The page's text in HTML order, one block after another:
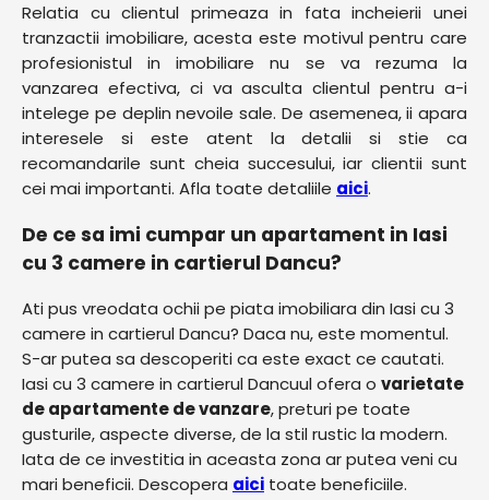
Relatia cu clientul primeaza in fata incheierii unei
tranzactii imobiliare, acesta este motivul pentru care
profesionistul in imobiliare nu se va rezuma la
vanzarea efectiva, ci va asculta clientul pentru a-i
intelege pe deplin nevoile sale. De asemenea, ii apara
interesele si este atent la detalii si stie ca
recomandarile sunt cheia succesului, iar clientii sunt
cei mai importanti. Afla toate detaliile aici.
De ce sa imi cumpar un apartament in Iasi
cu 3 camere in cartierul Dancu?
Ati pus vreodata ochii pe piata imobiliara din Iasi cu 3
camere in cartierul Dancu? Daca nu, este momentul.
S-ar putea sa descoperiti ca este exact ce cautati.
Iasi cu 3 camere in cartierul Dancuul ofera o varietate
de apartamente de vanzare, preturi pe toate
gusturile, aspecte diverse, de la stil rustic la modern.
Iata de ce investitia in aceasta zona ar putea veni cu
mari beneficii. Descopera aici toate beneficiile.